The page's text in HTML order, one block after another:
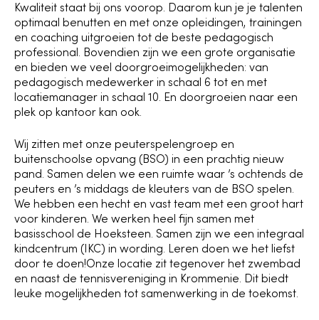
Kwaliteit staat bij ons voorop. Daarom kun je je talenten
optimaal benutten en met onze opleidingen, trainingen
en coaching uitgroeien tot de beste pedagogisch
professional. Bovendien zijn we een grote organisatie
en bieden we veel doorgroeimogelijkheden: van
pedagogisch medewerker in schaal 6 tot en met
locatiemanager in schaal 10. En doorgroeien naar een
plek op kantoor kan ook.
Wij zitten met onze peuterspelengroep en
buitenschoolse opvang (BSO) in een prachtig nieuw
pand. Samen delen we een ruimte waar ’s ochtends de
peuters en ’s middags de kleuters van de BSO spelen.
We hebben een hecht en vast team met een groot hart
voor kinderen. We werken heel fijn samen met
basisschool de Hoeksteen. Samen zijn we een integraal
kindcentrum (IKC) in wording. Leren doen we het liefst
door te doen!Onze locatie zit tegenover het zwembad
en naast de tennisvereniging in Krommenie. Dit biedt
leuke mogelijkheden tot samenwerking in de toekomst.